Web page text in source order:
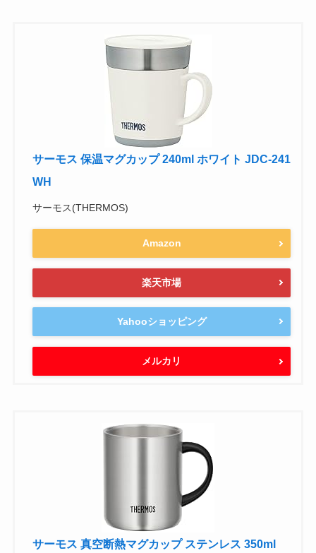
サーモス 保温マグカップ 240ml ホワイト JDC-241
WH
サーモス(THERMOS)
Amazon
楽天市場
Yahooショッピング
メルカリ
サーモス 真空断熱マグカップ ステンレス 350ml